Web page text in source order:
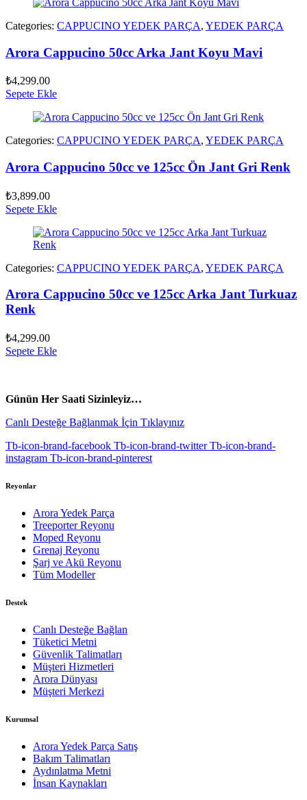
Categories: CAPPUCINO YEDEK PARÇA, YEDEK PARÇA
Arora Cappucino 50cc Arka Jant Koyu Mavi
₺4,299.00
Sepete Ekle
Categories: CAPPUCINO YEDEK PARÇA, YEDEK PARÇA
Arora Cappucino 50cc ve 125cc Ön Jant Gri Renk
₺3,899.00
Sepete Ekle
Categories: CAPPUCINO YEDEK PARÇA, YEDEK PARÇA
Arora Cappucino 50cc ve 125cc Arka Jant Turkuaz
Renk
₺4,299.00
Sepete Ekle
Günün Her Saati Sizinleyiz…
Canlı Desteğe Bağlanmak İçin Tıklayınız
Tb-icon-brand-facebook Tb-icon-brand-twitter Tb-icon-brand-
instagram Tb-icon-brand-pinterest
Reyonlar
Arora Yedek Parça
Treeporter Reyonu
Moped Reyonu
Grenaj Reyonu
Şarj ve Akü Reyonu
Tüm Modeller
Destek
Canlı Desteğe Bağlan
Tüketici Metni
Güvenlik Talimatları
Müşteri Hizmetleri
Arora Dünyası
Müşteri Merkezi
Kurumsal
Arora Yedek Parça Satış
Bakım Talimatları
Aydınlatma Metni
İnsan Kaynakları